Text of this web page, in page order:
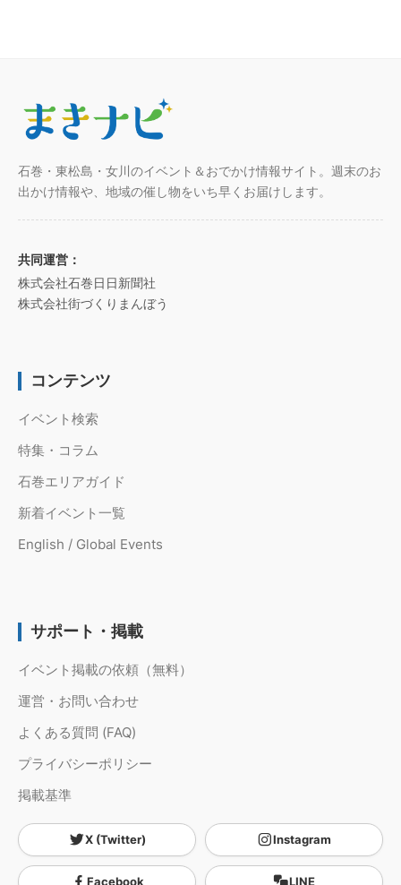
石巻・東松島・女川のイベント＆おでかけ情報サイト。週末のお
出かけ情報や、地域の催し物をいち早くお届けします。
共同運営：
株式会社石巻日日新聞社
株式会社街づくりまんぼう
コンテンツ
イベント検索
特集・コラム
石巻エリアガイド
新着イベント一覧
English / Global Events
サポート・掲載
イベント掲載の依頼（無料）
運営・お問い合わせ
よくある質問 (FAQ)
プライバシーポリシー
掲載基準
X (Twitter) Instagram
Facebook LINE